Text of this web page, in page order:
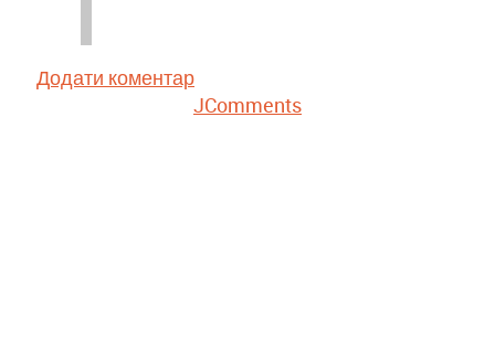
Додати коментар
JComments